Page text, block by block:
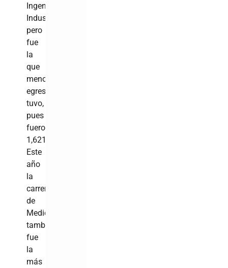
Ingeniería
Industrial,
pero
fue
la
que
menos
egresados
tuvo,
pues
fueron
1,621.
Este
año
la
carrera
de
Medicina
también
fue
la
más